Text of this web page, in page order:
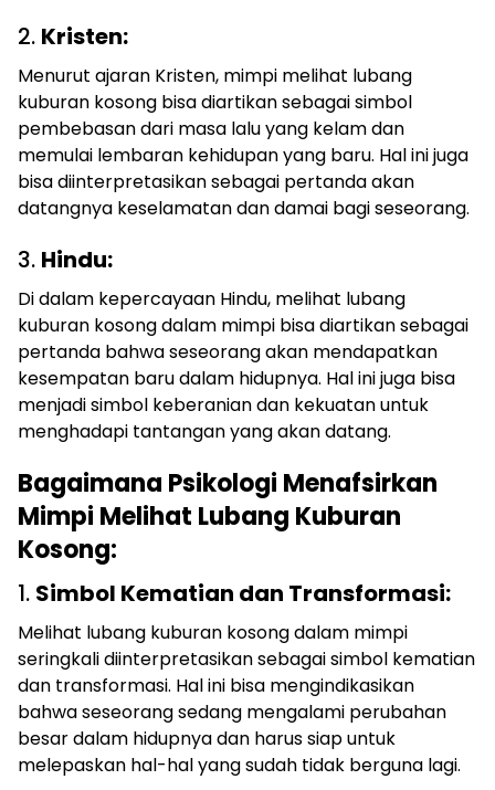
2. Kristen:
Menurut ajaran Kristen, mimpi melihat lubang
kuburan kosong bisa diartikan sebagai simbol
pembebasan dari masa lalu yang kelam dan
memulai lembaran kehidupan yang baru. Hal ini juga
bisa diinterpretasikan sebagai pertanda akan
datangnya keselamatan dan damai bagi seseorang.
3. Hindu:
Di dalam kepercayaan Hindu, melihat lubang
kuburan kosong dalam mimpi bisa diartikan sebagai
pertanda bahwa seseorang akan mendapatkan
kesempatan baru dalam hidupnya. Hal ini juga bisa
menjadi simbol keberanian dan kekuatan untuk
menghadapi tantangan yang akan datang.
Bagaimana Psikologi Menafsirkan
Mimpi Melihat Lubang Kuburan
Kosong:
1. Simbol Kematian dan Transformasi:
Melihat lubang kuburan kosong dalam mimpi
seringkali diinterpretasikan sebagai simbol kematian
dan transformasi. Hal ini bisa mengindikasikan
bahwa seseorang sedang mengalami perubahan
besar dalam hidupnya dan harus siap untuk
melepaskan hal-hal yang sudah tidak berguna lagi.